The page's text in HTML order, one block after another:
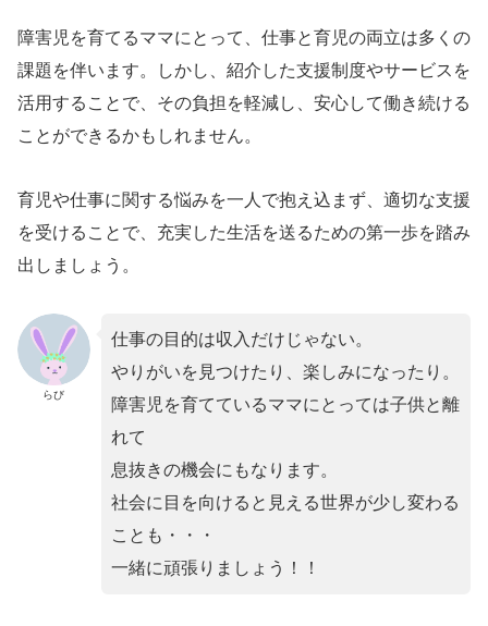
障害児を育てるママにとって、仕事と育児の両立は多くの
課題を伴います。しかし、紹介した支援制度やサービスを
活用することで、その負担を軽減し、安心して働き続ける
ことができるかもしれません。
育児や仕事に関する悩みを一人で抱え込まず、適切な支援
を受けることで、充実した生活を送るための第一歩を踏み
出しましょう。
らび
仕事の目的は収入だけじゃない。
やりがいを見つけたり、楽しみになったり。
障害児を育てているママにとっては子供と離
れて
息抜きの機会にもなります。
社会に目を向けると見える世界が少し変わる
ことも・・・
一緒に頑張りましょう！！